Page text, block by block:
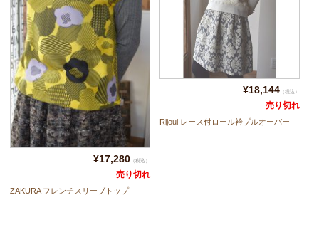
¥17,280 （税込）
売り切れ
ZAKURA フレンチスリーブトップ
¥18,144（税込）
売り切れ
Rijoui レース付ロール衿プルオーバー